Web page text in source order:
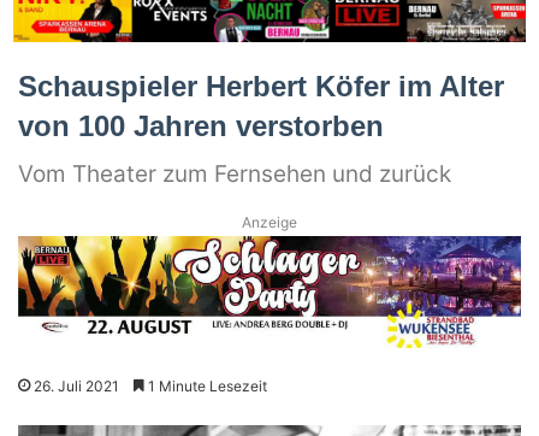
Schauspieler Herbert Köfer im Alter
von 100 Jahren verstorben
Vom Theater zum Fernsehen und zurück
Anzeige
26. Juli 2021 1 Minute Lesezeit